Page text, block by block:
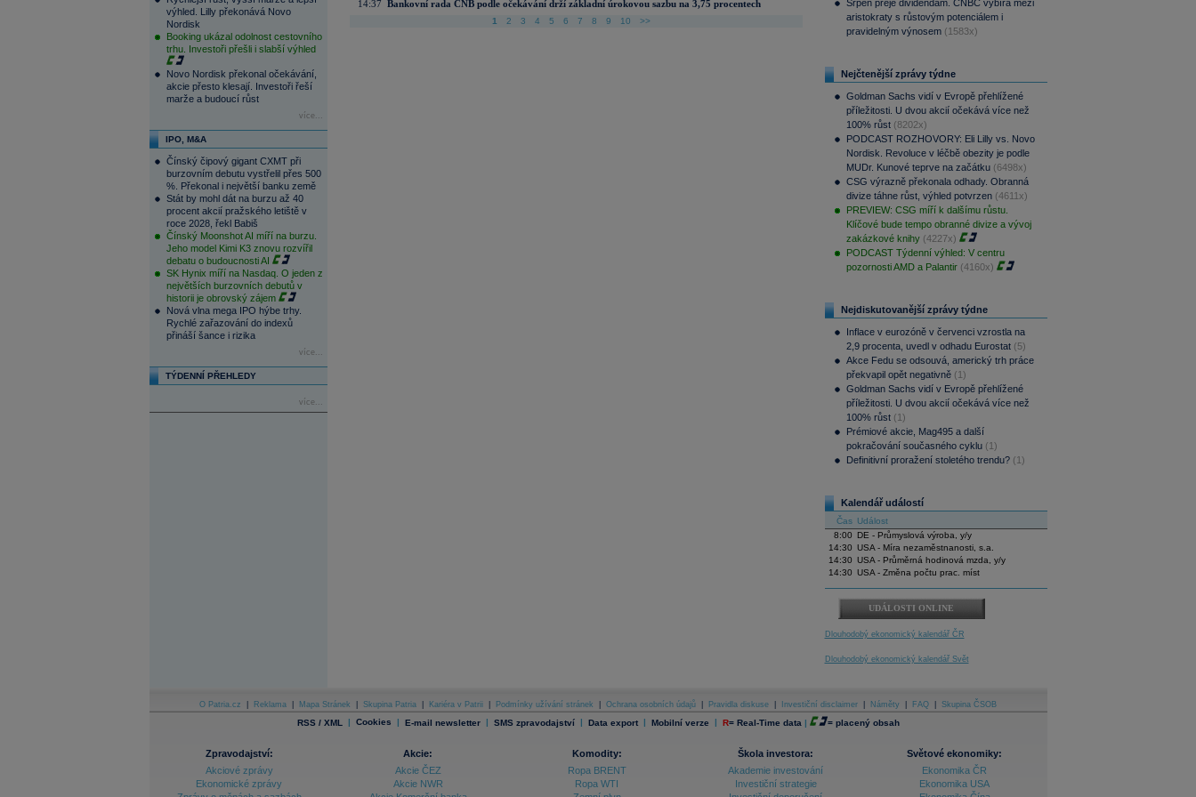
výhled. Lilly překonává Novo
Nordisk
Booking ukázal odolnost cestovního
trhu. Investoři přešli i slabší výhled
Novo Nordisk překonal očekávání,
akcie přesto klesají. Investoři řeší
marže a budoucí růst
více...
IPO, M&A
Čínský čipový gigant CXMT při
burzovním debutu vystřelil přes 500
%. Překonal i největší banku země
Stát by mohl dát na burzu až 40
procent akcií pražského letiště v
roce 2028, řekl Babiš
Čínský Moonshot AI míří na burzu.
Jeho model Kimi K3 znovu rozvířil
debatu o budoucnosti AI
SK Hynix míří na Nasdaq. O jeden z
největších burzovních debutů v
historii je obrovský zájem
Nová vlna mega IPO hýbe trhy.
Rychlé zařazování do indexů
přináší šance i rizika
více...
TÝDENNÍ PŘEHLEDY
více...
14:37 Bankovní rada ČNB podle očekávání drží základní úrokovou sazbu na 3,75 procentech
1 2 3 4 5 6 7 8 9 10 >>
Srpen přeje dividendám. CNBC vybírá mezi
aristokraty s růstovým potenciálem i
pravidelným výnosem (1583x)
Nejčtenější zprávy týdne
Goldman Sachs vidí v Evropě přehlížené
příležitosti. U dvou akcií očekává více než
100% růst (8202x)
PODCAST ROZHOVORY: Eli Lilly vs. Novo
Nordisk. Revoluce v léčbě obezity je podle
MUDr. Kunové teprve na začátku (6498x)
CSG výrazně překonala odhady. Obranná
divize táhne růst, výhled potvrzen (4611x)
PREVIEW: CSG míří k dalšímu růstu.
Klíčové bude tempo obranné divize a vývoj
zakázkové knihy (4227x)
PODCAST Týdenní výhled: V centru
pozornosti AMD a Palantir (4160x)
Nejdiskutovanější zprávy týdne
Inflace v eurozóně v červenci vzrostla na
2,9 procenta, uvedl v odhadu Eurostat (5)
Akce Fedu se odsouvá, americký trh práce
překvapil opět negativně (1)
Goldman Sachs vidí v Evropě přehlížené
příležitosti. U dvou akcií očekává více než
100% růst (1)
Prémiové akcie, Mag495 a další
pokračování současného cyklu (1)
Definitivní proražení stoletého trendu? (1)
Kalendář událostí
Čas Událost
8:00
DE - Průmyslová výroba, y/y
14:30 USA - Míra nezaměstnanosti, s.a.
14:30 USA - Průměrná hodinová mzda, y/y
14:30 USA - Změna počtu prac. míst
UDÁLOSTI ONLINE
Dlouhodobý ekonomický kalendář ČR
Dlouhodobý ekonomický kalendář Svět
O Patria.cz Reklama Mapa Stránek Skupina Patria Kariéra v Patrii Podmínky užívání stránek Ochrana osobních údajů Pravidla diskuse Investiční disclaimer Náměty FAQ Skupina ČSOB
RSS / XML | Cookies | E-mail newsletter | SMS zpravodajství | Data export | Mobilní verze | R= Real-Time data | = placený obsah
Zpravodajství:
Akciové zprávy
Ekonomické zprávy
Akcie:
Akcie ČEZ
Akcie NWR
Komodity:
Ropa BRENT
Ropa WTI
Škola investora:
Akademie investování
Investiční strategie
Světové ekonomiky:
Ekonomika ČR
Ekonomika USA